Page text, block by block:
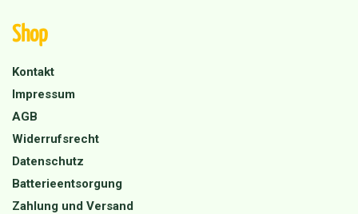
Shop
Kontakt
Impressum
AGB
Widerrufsrecht
Datenschutz
Batterieentsorgung
Zahlung und Versand